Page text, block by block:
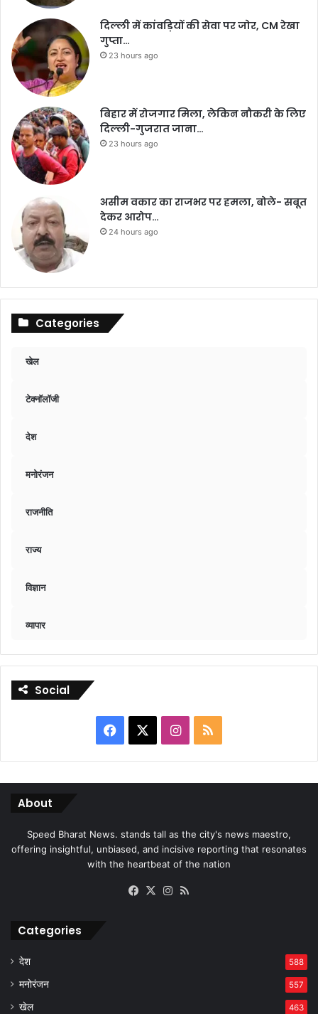
दिल्ली में कांवड़ियों की सेवा पर जोर, CM रेखा
गुप्ता…
23 hours ago
बिहार में रोजगार मिला, लेकिन नौकरी के लिए
दिल्ली-गुजरात जाना…
23 hours ago
असीम वकार का राजभर पर हमला, बोले- सबूत
देकर आरोप…
24 hours ago
Categories
खेल
टेक्नॉलॉजी
देश
मनोरंजन
राजनीति
राज्य
विज्ञान
व्यापार
Social
Facebook Instagram
RSS
About
Speed Bharat News. stands tall as the city's news maestro,
offering insightful, unbiased, and incisive reporting that resonates
with the heartbeat of the nation
Facebook
X Instagram
Categories
देश 588
मनोरंजन 557
खेल 463